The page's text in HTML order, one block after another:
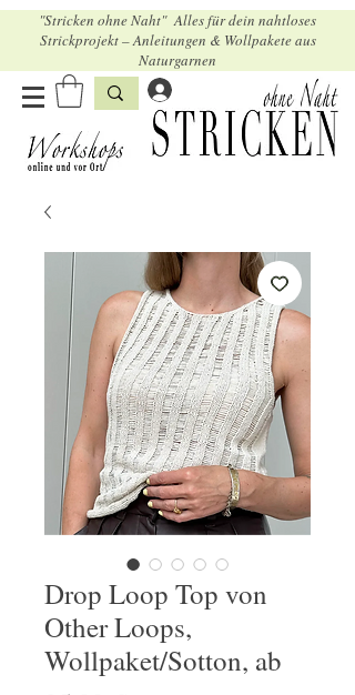
"Stricken ohne Naht" Alles für dein nahtloses
Strickprojekt – Anleitungen & Wollpakete aus
Naturgarnen
Drop Loop Top von
Other Loops,
Wollpaket/Sotton, ab